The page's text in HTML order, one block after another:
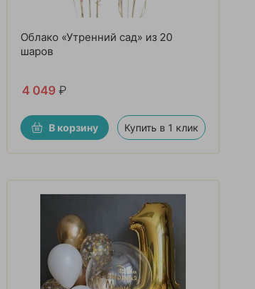
Облако «Утренний сад» из 20
шаров
4 049 ₽
В корзину Купить в 1 клик